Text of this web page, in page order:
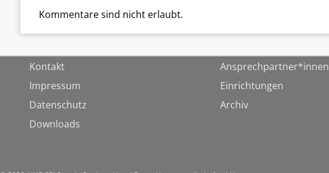
Kommentare sind nicht erlaubt.
Kontakt
Impressum
Datenschutz
Downloads
Ansprechpartner*innen
Einrichtungen
Archiv